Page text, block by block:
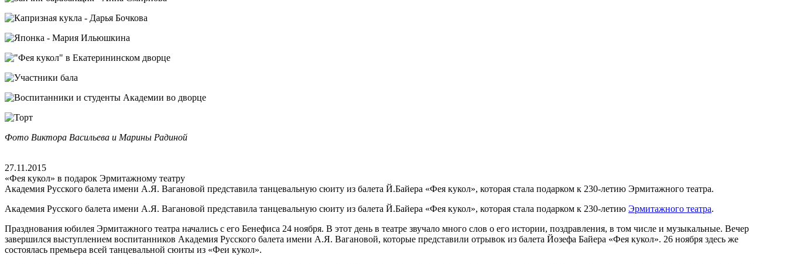
Фото Виктора Васильева и Марины Радиной
27.11.2015
«Фея кукол» в подарок Эрмитажному театру
Академия Русского балета имени А.Я. Вагановой представила танцевальную сюиту из балета Й.Байера «Фея кукол», которая стала подарком к 230-летию Эрмитажного театра.
Академия Русского балета имени А.Я. Вагановой представила танцевальную сюиту из балета Й.Байера «Фея кукол», которая стала подарком к 230-летию Эрмитажного театра.
Празднования юбилея Эрмитажного театра начались с его Бенефиса 24 ноября. В этот день в театре звучало много слов о его истории, поздравления, в том числе и музыкальные. Вечер
завершился выступлением воспитанников Академия Русского балета имени А.Я. Вагановой, которые представили отрывок из балета Йозефа Байера «Фея кукол». 26 ноября здесь же
состоялась премьера всей танцевальной сюиты из «Феи кукол».